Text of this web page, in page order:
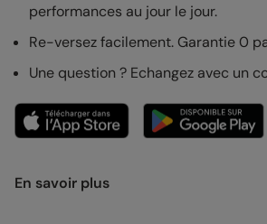
performances au jour le jour.
Re-versez facilement. Garantie 0
Une question ? Echangez avec un
En savoir plus